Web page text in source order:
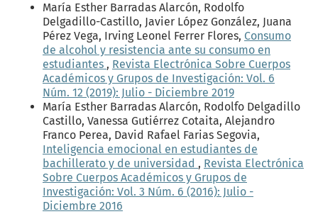
María Esther Barradas Alarcón, Rodolfo
Delgadillo-Castillo, Javier López González, Juana
Pérez Vega, Irving Leonel Ferrer Flores, Consumo
de alcohol y resistencia ante su consumo en
estudiantes , Revista Electrónica Sobre Cuerpos
Académicos y Grupos de Investigación: Vol. 6
Núm. 12 (2019): Julio - Diciembre 2019
María Esther Barradas Alarcón, Rodolfo Delgadillo
Castillo, Vanessa Gutiérrez Cotaita, Alejandro
Franco Perea, David Rafael Farias Segovia,
Inteligencia emocional en estudiantes de
bachillerato y de universidad , Revista Electrónica
Sobre Cuerpos Académicos y Grupos de
Investigación: Vol. 3 Núm. 6 (2016): Julio -
Diciembre 2016